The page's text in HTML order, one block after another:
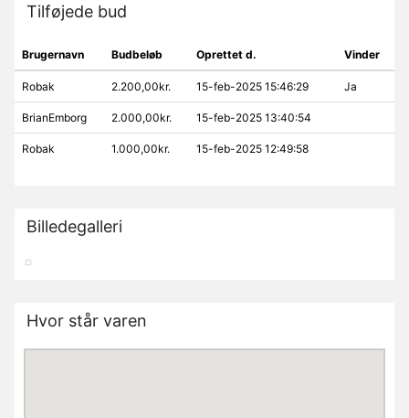
Tilføjede bud
Brugernavn Budbeløb Oprettet d. Vinder
Robak 2.200,00kr. 15-feb-2025 15:46:29 Ja
BrianEmborg 2.000,00kr. 15-feb-2025 13:40:54
Robak 1.000,00kr. 15-feb-2025 12:49:58
Billedegalleri
Hvor står varen